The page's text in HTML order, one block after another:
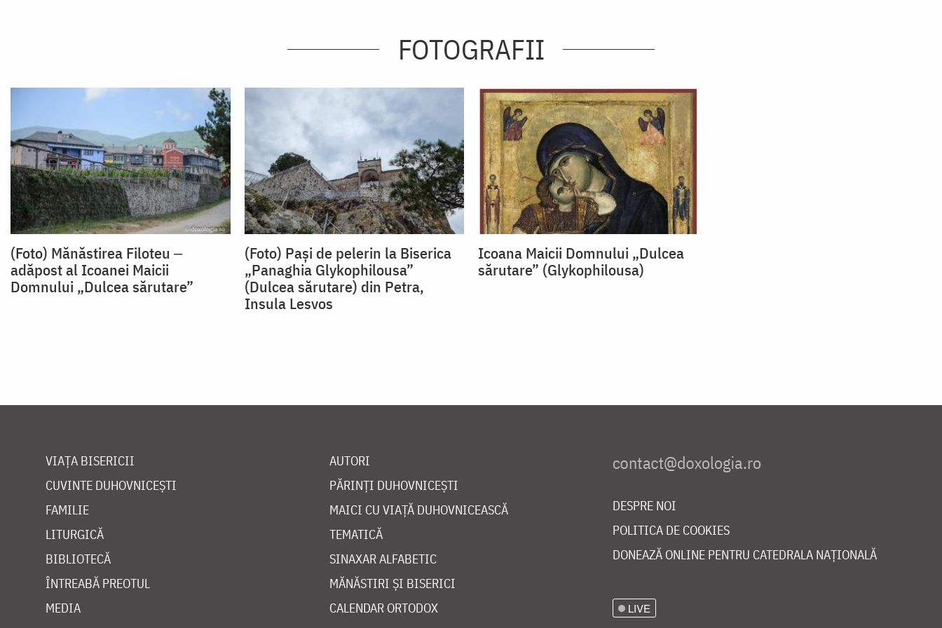
FOTOGRAFII
(Foto) Mănăstirea Filoteu ‒
adăpost al Icoanei Maicii
Domnului „Dulcea sărutare”
(Foto) Pași de pelerin la Biserica
„Panaghia Glykophilousa”
(Dulcea sărutare) din Petra,
Insula Lesvos
Icoana Maicii Domnului „Dulcea
sărutare” (Glykophilousa)
VIAȚA BISERICII
CUVINTE DUHOVNICEȘTI
FAMILIE
LITURGICĂ
BIBLIOTECĂ
ÎNTREABĂ PREOTUL
MEDIA
AUTORI
PĂRINȚI DUHOVNICEȘTI
MAICI CU VIAȚĂ DUHOVNICEASCĂ
TEMATICĂ
SINAXAR ALFABETIC
MĂNĂSTIRI ȘI BISERICI
CALENDAR ORTODOX
DESPRE NOI
POLITICA DE COOKIES
DONEAZĂ ONLINE PENTRU CATEDRALA NAȚIONALĂ
LIVE